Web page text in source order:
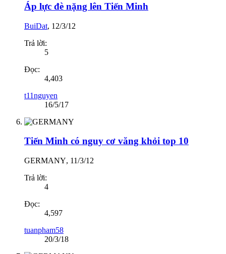
Áp lực đè nặng lên Tiến Minh
BuiDat, 12/3/12
Trả lời:
5
Đọc:
4,403
t11nguyen
16/5/17
Tiến Minh có nguy cơ văng khỏi top 10
GERMANY, 11/3/12
Trả lời:
4
Đọc:
4,597
tuanpham58
20/3/18